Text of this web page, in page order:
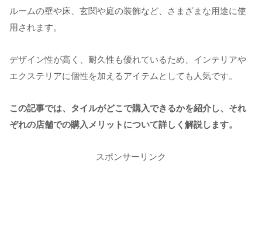
ルームの壁や床、玄関や庭の装飾など、さまざまな用途に使
用されます。
デザイン性が高く、耐久性も優れているため、インテリアや
エクステリアに個性を加えるアイテムとしても人気です。
この記事では、タイルがどこで購入できるかを紹介し、それ
ぞれの店舗での購入メリットについて詳しく解説します。
スポンサーリンク